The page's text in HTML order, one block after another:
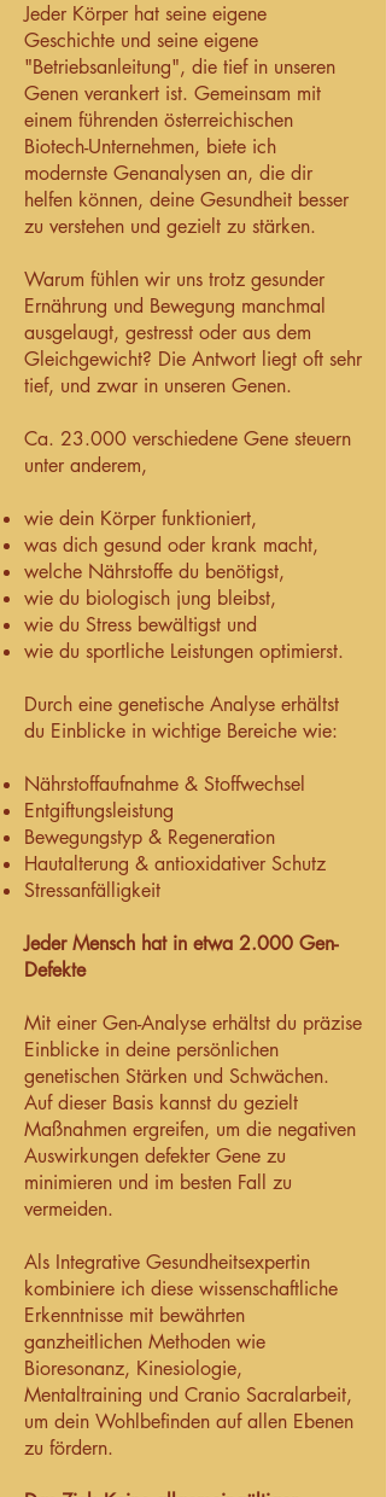
Jeder Körper hat seine eigene
Geschichte und seine eigene
"Betriebsanleitung", die tief in unseren
Genen verankert ist. Gemeinsam mit
einem führenden österreichischen
Biotech-Unternehmen, biete ich
modernste Genanalysen an, die dir
helfen können, deine Gesundheit besser
zu verstehen und gezielt zu stärken.​
Warum fühlen wir uns trotz gesunder
Ernährung und Bewegung manchmal
ausgelaugt, gestresst oder aus dem
Gleichgewicht? Die Antwort liegt oft sehr
tief, und zwar in unseren Genen.​
Ca. 23.000 verschiedene Gene steuern
unter anderem,
wie dein Körper funktioniert,
was dich gesund oder krank macht,
welche Nährstoffe du benötigst,
wie du biologisch jung bleibst,
wie du Stress bewältigst und
wie du sportliche Leistungen optimierst.
Durch eine genetische Analyse erhältst
du Einblicke in wichtige Bereiche wie:
Nährstoffaufnahme & Stoffwechsel
Entgiftungsleistung
Bewegungstyp & Regeneration
Hautalterung & antioxidativer Schutz
Stressanfälligkeit
Jeder Mensch hat in etwa 2.000 Gen-
Defekte
Mit einer Gen-Analyse erhältst du präzise
Einblicke in deine persönlichen
genetischen Stärken und Schwächen.
Auf dieser Basis kannst du gezielt
Maßnahmen ergreifen, um die negativen
Auswirkungen defekter Gene zu
minimieren und im besten Fall zu
vermeiden.
Als Integrative Gesundheitsexpertin
kombiniere ich diese wissenschaftliche
Erkenntnisse mit bewährten
ganzheitlichen Methoden wie
Bioresonanz, Kinesiologie,
Mentaltraining und Cranio Sacralarbeit,
um dein Wohlbefinden auf allen Ebenen
zu fördern.